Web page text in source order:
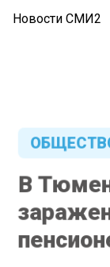
Новости СМИ2
В